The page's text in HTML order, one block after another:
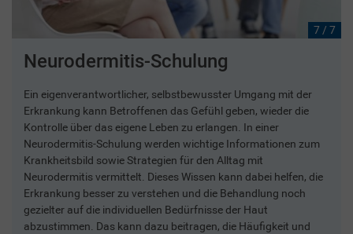
7 / 7
Neurodermitis-Schulung
Ein eigenverantwortlicher, selbstbewusster Umgang mit der
Erkrankung kann Betroffenen das Gefühl geben, wieder die
Kontrolle über das eigene Leben zu erlangen. In einer
Neurodermitis-Schulung werden wichtige Informationen zum
Krankheitsbild sowie Strategien für den Alltag mit
Neurodermitis vermittelt. Dieses Wissen kann dabei helfen, die
Erkrankung besser zu verstehen und die Behandlung noch
gezielter auf die individuellen Bedürfnisse der Haut
abzustimmen. Das kann dazu beitragen, die Häufigkeit und